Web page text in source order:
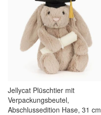
Jellycat Plüschtier mit
Verpackungsbeutel,
Abschlussedition Hase, 31 cm